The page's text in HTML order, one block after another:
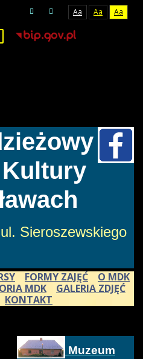
Aa Aa Aa
Sieroszewskiego
FORMY ZAJĘĆ
O MDK
MDK
GALERIA ZDJĘĆ
KONTAKT
Muzeum